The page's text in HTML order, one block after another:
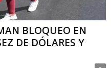
BLOQUEO EN
DE DÓLARES Y